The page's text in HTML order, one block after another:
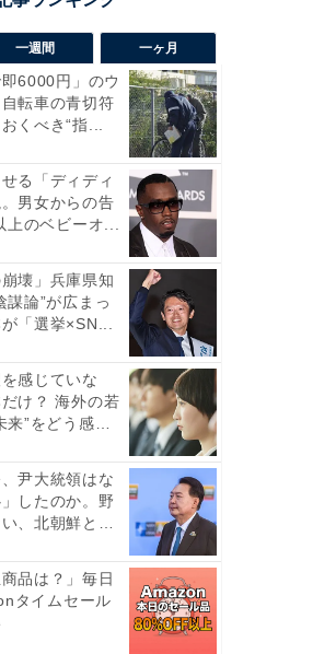
一週間 一ヶ月
即6000円」のウ
転車の青切符
くべき“指...
る「ディディ
男女からの告
のベビーオ...
崩壊」兵庫県知
謀論”が広まっ
「選挙×SN...
感じていな
け？ 海外の若
来”をどう感
尹大統領はな
したのか。野
、北朝鮮とア
商品は？」毎日
タイムセール